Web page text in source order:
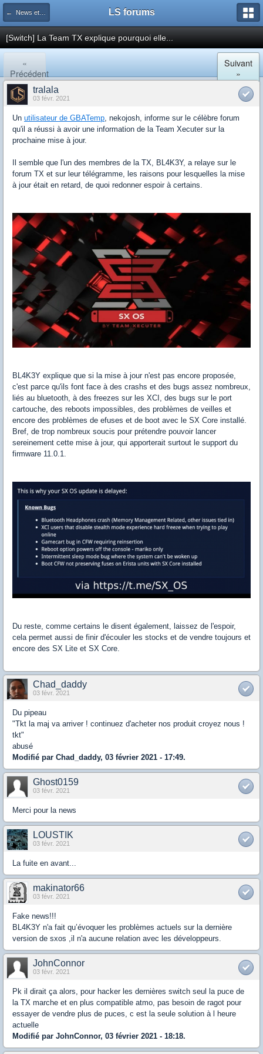
← News et actualités postées sur LS LS forums
[Switch] La Team TX explique pourquoi elle...
«
Précédent
Suivant
»
tralala
03 févr. 2021
Un utilisateur de GBATemp, nekojosh, informe sur le célèbre forum
qu'il a réussi à avoir une information de la Team Xecuter sur la
prochaine mise à jour.
Il semble que l'un des membres de la TX, BL4K3Y, a relaye sur le
forum TX et sur leur télégramme, les raisons pour lesquelles la mise
à jour était en retard, de quoi redonner espoir à certains.
BL4K3Y explique que si la mise à jour n'est pas encore proposée,
c'est parce qu'ils font face à des crashs et des bugs assez nombreux,
liés au bluetooth, à des freezes sur les XCI, des bugs sur le port
cartouche, des reboots impossibles, des problèmes de veilles et
encore des problèmes de efuses et de boot avec le SX Core installé.
Bref, de trop nombreux soucis pour prétendre pouvoir lancer
sereinement cette mise à jour, qui apporterait surtout le support du
firmware 11.0.1.
Du reste, comme certains le disent également, laissez de l'espoir,
cela permet aussi de finir d'écouler les stocks et de vendre toujours et
encore des SX Lite et SX Core.
Chad_daddy
03 févr. 2021
Du pipeau
"Tkt la maj va arriver ! continuez d'acheter nos produit croyez nous !
tkt"
abusé
Modifié par Chad_daddy, 03 février 2021 - 17:49.
Ghost0159
03 févr. 2021
Merci pour la news
LOUSTIK
03 févr. 2021
La fuite en avant...
makinator66
03 févr. 2021
Fake news!!!
BL4K3Y n'a fait qu’évoquer les problèmes actuels sur la dernière
version de sxos ,il n'a aucune relation avec les développeurs.
JohnConnor
03 févr. 2021
Pk il dirait ça alors, pour hacker les dernières switch seul la puce de
la TX marche et en plus compatible atmo, pas besoin de ragot pour
essayer de vendre plus de puces, c est la seule solution à l heure
actuelle
Modifié par JohnConnor, 03 février 2021 - 18:18.